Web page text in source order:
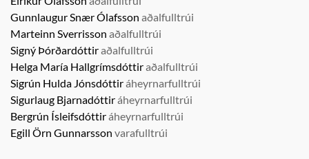
Gunnlaugur Snær Ólafsson aðalfulltrúi
Marteinn Sverrisson aðalfulltrúi
Signý Þórðardóttiraðalfulltrúi
Helga María Hallgrímsdóttiraðalfulltrúi
Sigrún Hulda Jónsdóttiráheyrnarfulltrúi
Sigurlaug Bjarnadóttiráheyrnarfulltrúi
Bergrún Ísleifsdóttiráheyrnarfulltrúi
Egill Örn Gunnarsson varafulltrúi